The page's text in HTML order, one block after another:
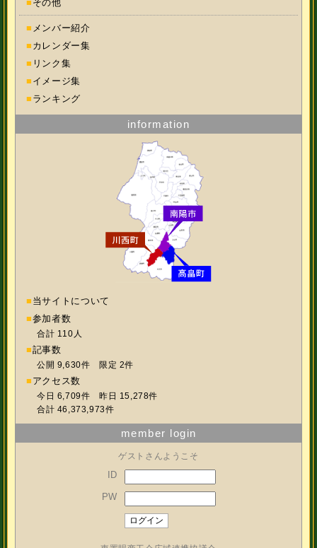
■ その他
■ メンバー紹介
■ カレンダー集
■ リンク集
■ イメージ集
■ ランキング
information
■ 当サイトについて
■参加者数
合計 110人
■記事数
公開 9,630件 限定 2件
■ アクセス数
今日 6,709件 昨日 15,278件
合計 46,373,973件
member login
ゲストさんようこそ
ID
PW